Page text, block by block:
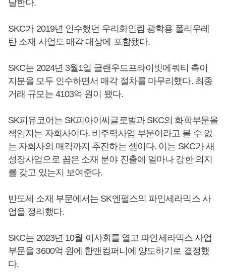
달한다.
SKC가 2019년 인수했던 우리화인켐 광학용 폴리우레
탄 소재 사업도 매각 대상에 포함됐다.
SKC는 2024년 3월1일 글랜우드프라이빗에쿼티 측이
지분을 모두 인수하면서 매각 절차를 마무리했다. 최종
거래 규모는 4103억 원이 됐다.
SK피유코어는 SK피아이씨글로벌과 SKC의 화학부문을
책임지는 자회사이다. 비주력사업 부문이라고 볼 수 없
는 자회사의 매각까지 추진하는 셈이다. 이는 SKC가 새
성장사업으로 꼽은 소재 분야 진출에 얼마나 강한 의지
를 갖고 있는지 보여준다.
반도세 소재 부문에서는 SK엔펄스의 파인세라믹스 사
업을 정리했다.
SKC는 2023년 10월 이사회를 열고 파인세라믹스 사업
부문을 3600억 원에 한앤컴퍼니에 양도하기로 결정했
다.